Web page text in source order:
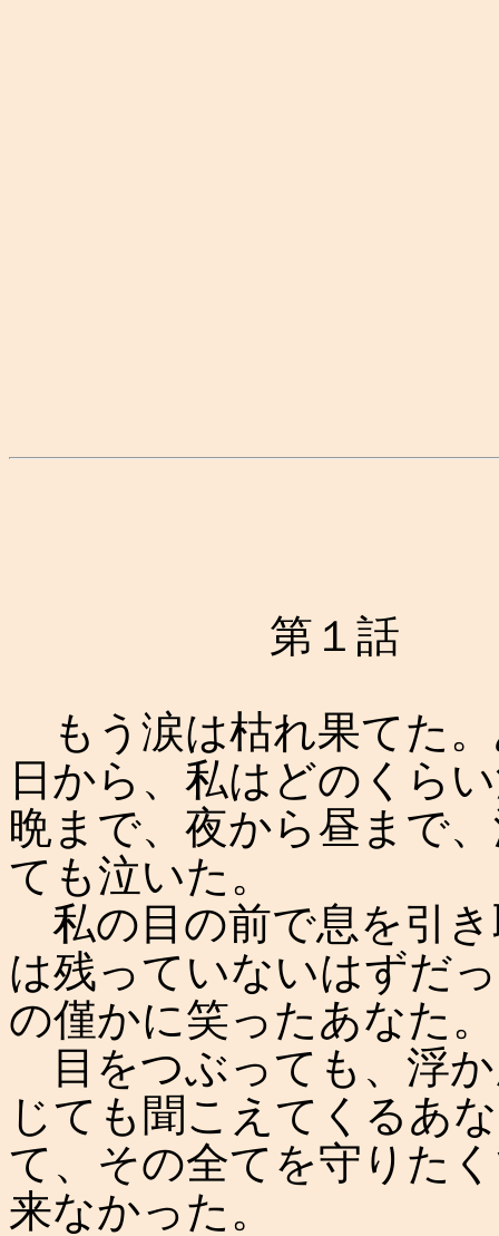
第１話
もう涙は枯れ果てた
日から、私はどのくら
晩まで、夜から昼まで
ても泣いた。
私の目の前で息を引
は残っていないはずだ
の僅かに笑ったあなた。
目をつぶっても、浮
じても聞こえてくるあ
て、その全てを守りた
来なかった。